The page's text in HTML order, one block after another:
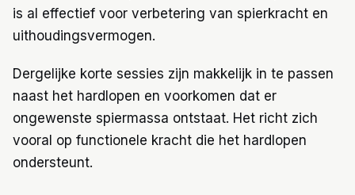
is al effectief voor verbetering van spierkracht en
uithoudingsvermogen.
Dergelijke korte sessies zijn makkelijk in te passen
naast het hardlopen en voorkomen dat er
ongewenste spiermassa ontstaat. Het richt zich
vooral op functionele kracht die het hardlopen
ondersteunt.